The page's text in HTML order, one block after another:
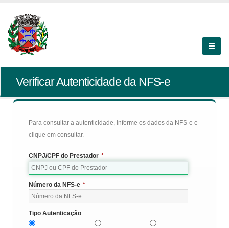
Verificar Autenticidade da NFS-e
Para consultar a autenticidade, informe os dados da NFS-e e
clique em consultar.
CNPJ/CPF do Prestador *
Número da NFS-e *
Tipo Autenticação